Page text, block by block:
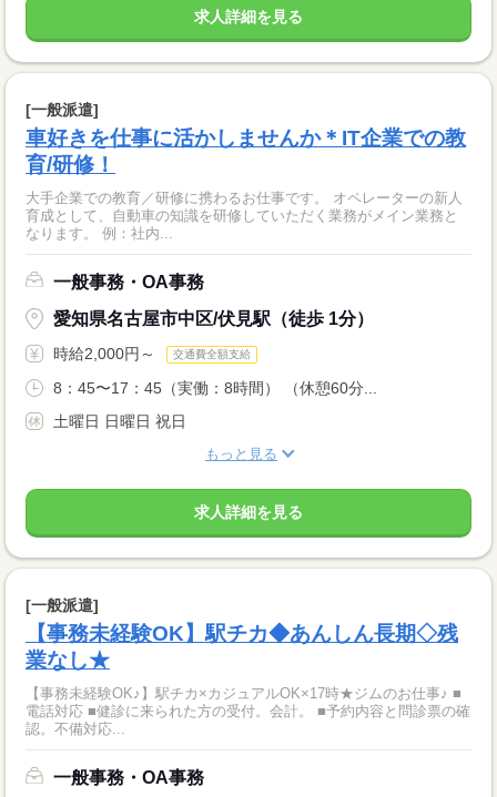
求人詳細を見る
[一般派遣]
車好きを仕事に活かしませんか＊IT企業での教
育/研修！
大手企業での教育／研修に携わるお仕事です。 オペレーターの新人
育成として、自動車の知識を研修していただく業務がメイン業務と
なります。 例：社内...
一般事務・OA事務
愛知県名古屋市中区/伏見駅（徒歩 1分）
時給2,000円～ 交通費全額支給
8：45〜17：45（実働：8時間） （休憩60分...
土曜日 日曜日 祝日
もっと見る
求人詳細を見る
[一般派遣]
【事務未経験OK】駅チカ◆あんしん長期◇残
業なし★
【事務未経験OK♪】駅チカ×カジュアルOK×17時★ジムのお仕事♪ ■
電話対応 ■健診に来られた方の受付。会計。 ■予約内容と問診票の確
認。不備対応...
一般事務・OA事務